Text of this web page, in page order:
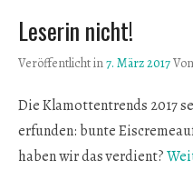
Leserin nicht!
Veröffentlicht in7. März 2017Von
Die Klamottentrends 2017
erfunden: bunte
haben wir das verdient?